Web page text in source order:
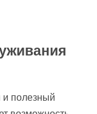
полезный